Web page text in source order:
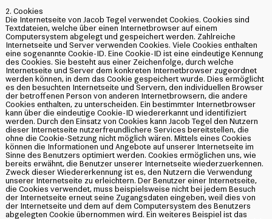
2. Cookies
Die Internetseite von Jacob Tegel verwendet Cookies. Cookies sind
Textdateien, welche über einen Internetbrowser auf einem
Computersystem abgelegt und gespeichert werden. Zahlreiche
Internetseite und Server verwenden Cookies. Viele Cookies enthalten
eine sogenannte Cookie-ID. Eine Cookie-ID ist eine eindeutige Kennung
des Cookies. Sie besteht aus einer Zeichenfolge, durch welche
Internetseite und Server dem konkreten Internetbrowser zugeordnet
werden können, in dem das Cookie gespeichert wurde. Dies ermöglicht
es den besuchten Internetseite und Servern, den individuellen Browser
der betroffenen Person von anderen Internetbrowsern, die andere
Cookies enthalten, zu unterscheiden. Ein bestimmter Internetbrowser
kann über die eindeutige Cookie-ID wiedererkannt und identifiziert
werden. Durch den Einsatz von Cookies kann Jacob Tegel den Nutzern
dieser Internetseite nutzerfreundlichere Services bereitstellen, die
ohne die Cookie-Setzung nicht möglich wären. Mittels eines Cookies
können die Informationen und Angebote auf unserer Internetseite im
Sinne des Benutzers optimiert werden. Cookies ermöglichen uns, wie
bereits erwähnt, die Benutzer unserer Internetseite wiederzuerkennen.
Zweck dieser Wiedererkennung ist es, den Nutzern die Verwendung
unserer Internetseite zu erleichtern. Der Benutzer einer Internetseite,
die Cookies verwendet, muss beispielsweise nicht bei jedem Besuch
der Internetseite erneut seine Zugangsdaten eingeben, weil dies von
der Internetseite und dem auf dem Computersystem des Benutzers
abgelegten Cookie übernommen wird. Ein weiteres Beispiel ist das